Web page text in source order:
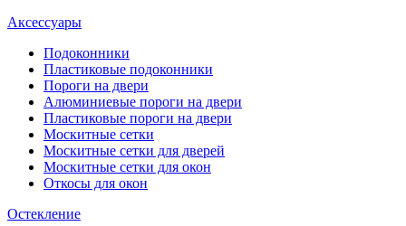
Аксессуары
Подоконники
Пластиковые подоконники
Пороги на двери
Алюминиевые пороги на двери
Пластиковые пороги на двери
Москитные сетки
Москитные сетки для дверей
Москитные сетки для окон
Откосы для окон
Остекление